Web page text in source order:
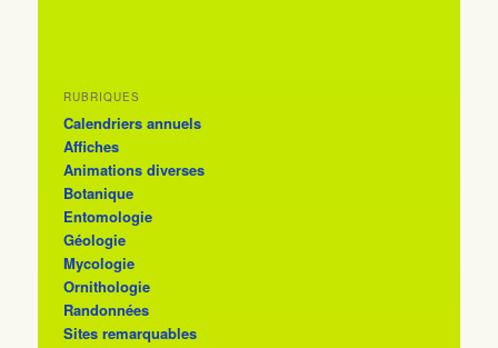
RUBRIQUES
Calendriers annuels
Affiches
Animations diverses
Botanique
Entomologie
Géologie
Mycologie
Ornithologie
Randonnées
Sites remarquables